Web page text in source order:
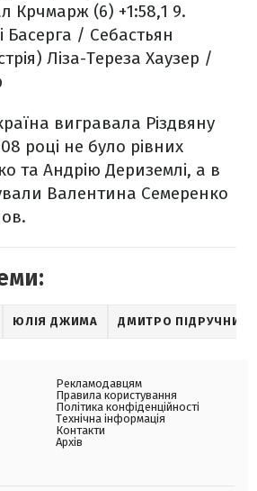
Крчмарж (6) +1:58,1 9.
Басерга / Себастьян
Ліза-Тереза Хаузер /
вигравала Різдвяну
році не було рівних
та Андрію Дериземлі, а в
Валентина Семеренко
ЮЛІЯ ДЖИМА ДМИТРО ПІДРУЧНИЙ
Рекламодавцям
Правила користування
Політика конфіденційності
Технічна інформація
Контакти
Архів